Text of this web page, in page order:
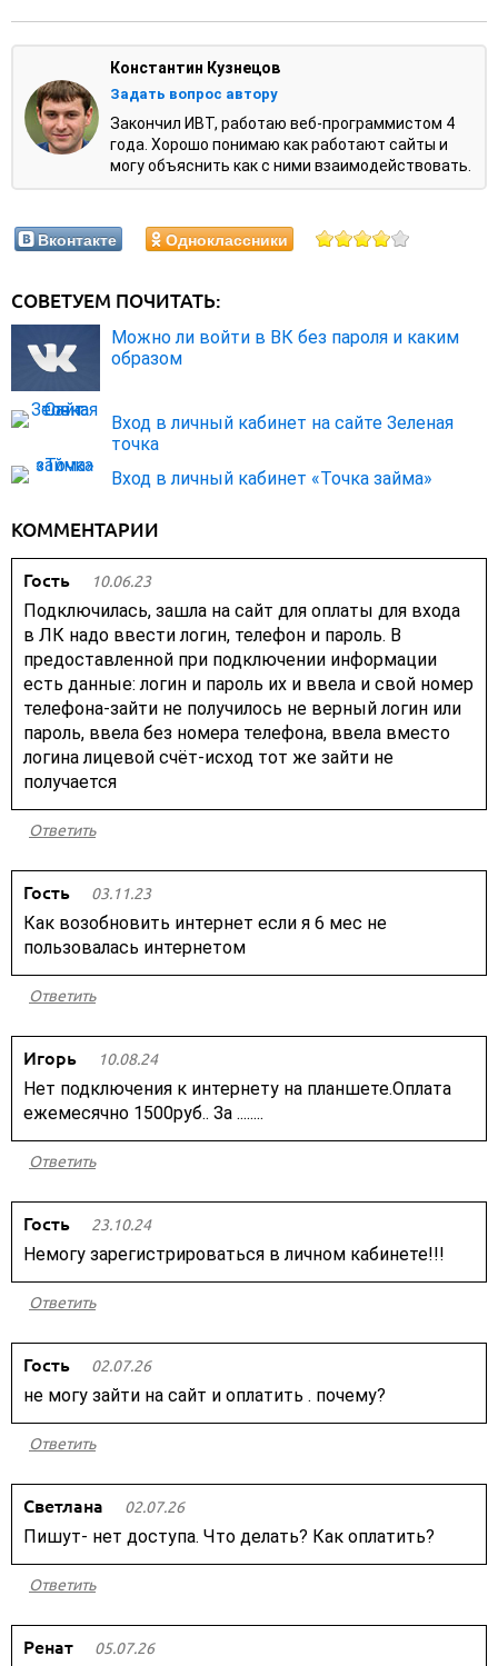
Константин Кузнецов
Задать вопрос автору
Закончил ИВТ, работаю веб-программистом 4
года. Хорошо понимаю как работают сайты и
могу объяснить как с ними взаимодействовать.
Вконтакте Одноклассники
СОВЕТУЕМ ПОЧИТАТЬ:
Можно ли войти в ВК без пароля и каким
образом
Вход в личный кабинет на сайте Зеленая
точка
Вход в личный кабинет «Точка займа»
КОММЕНТАРИИ
Гость 10.06.23
Подключилась, зашла на сайт для оплаты для входа
в ЛК надо ввести логин, телефон и пароль. В
предоставленной при подключении информации
есть данные: логин и пароль их и ввела и свой номер
телефона-зайти не получилось не верный логин или
пароль, ввела без номера телефона, ввела вместо
логина лицевой счёт-исход тот же зайти не
получается
Ответить
Гость 03.11.23
Как возобновить интернет если я 6 мес не
пользовалась интернетом
Ответить
Игорь 10.08.24
Нет подключения к интернету на планшете.Оплата
ежемесячно 1500руб.. За ........
Ответить
Гость 23.10.24
Немогу зарегистрироваться в личном кабинете!!!
Ответить
Гость 02.07.26
не могу зайти на сайт и оплатить . почему?
Ответить
Светлана 02.07.26
Пишут- нет доступа. Что делать? Как оплатить?
Ответить
Ренат 05.07.26